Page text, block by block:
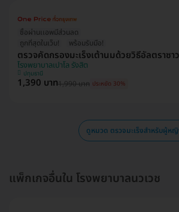
ซื้อผ่านเเอพมีส่วนลด
ถูกที่สุดในเว็บ!
พร้อมรับมือ!
ตรวจคัดกรองมะเร็งเต้านมด้วยวิธีอัลตราซา
โรงพยาบาลเปาโล รังสิต
ปทุมธานี
1,390 บาท1,990 บาท ประหยัด 30%
ดูหมวด ตรวจมะเร็งสำหรับผู้ห
แพ็กเกจอื่นใน โรงพยาบาลนวเวช